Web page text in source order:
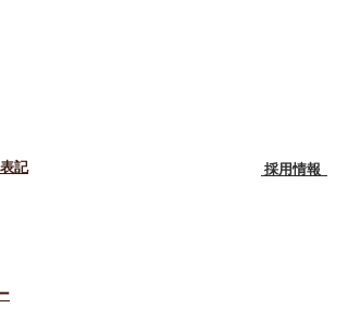
記 採用情報